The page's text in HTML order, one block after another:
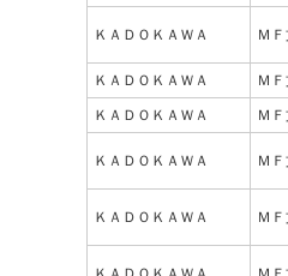
ＫＡＤＯＫＡＷＡ Ｍ
ＫＡＤＯＫＡＷＡ Ｍ
ＫＡＤＯＫＡＷＡ Ｍ
ＫＡＤＯＫＡＷＡ Ｍ
ＫＡＤＯＫＡＷＡ Ｍ